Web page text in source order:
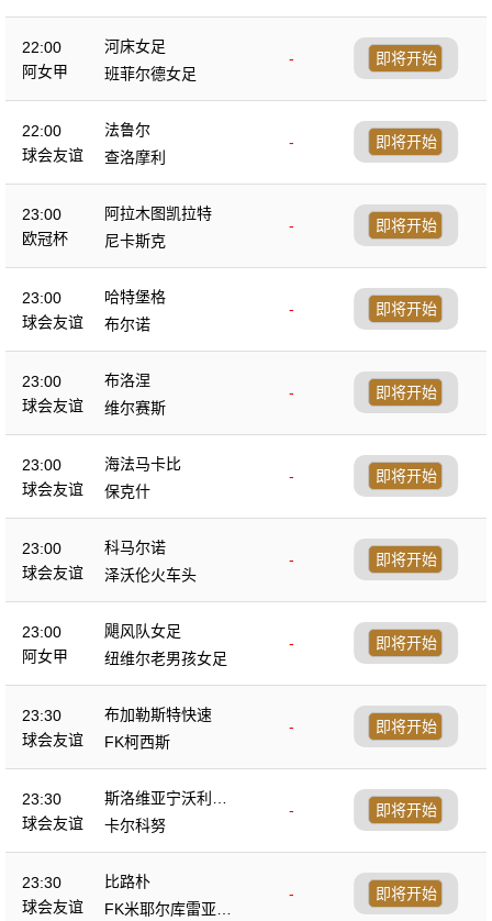
6
22:00
阿女甲
河床女足
-
班菲尔德女足
即将开始
22:00
球会友谊
法鲁尔
-
查洛摩利
即将开始
23:00
欧冠杯
阿拉木图凯拉特
-
尼卡斯克
即将开始
23:00
球会友谊
哈特堡格
-
布尔诺
即将开始
23:00
球会友谊
布洛涅
-
维尔赛斯
即将开始
23:00
球会友谊
海法马卡比
-
保克什
即将开始
23:00
球会友谊
科马尔诺
-
泽沃伦火车头
即将开始
23:00
阿女甲
飓风队女足
-
纽维尔老男孩女足
即将开始
23:30
球会友谊
布加勒斯特快速
-
FK柯西斯
即将开始
23:30
球会友谊
斯洛维亚宁沃利博
茨
-
卡尔科努
即将开始
23:30
球会友谊
比路朴
-
FK米耶尔库雷亚丘
即将开始